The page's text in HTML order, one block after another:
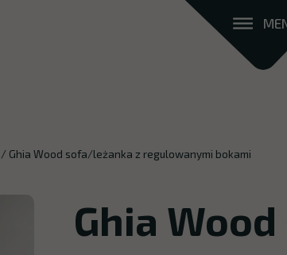
/ Ghia Wood sofa/leżanka z regulowanymi bokami
Ghia